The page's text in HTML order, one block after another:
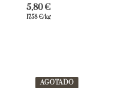
5,80€
17,58€/kg
AGOTADO